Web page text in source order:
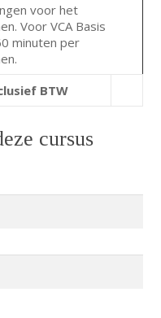
voor het
Voor VCA Basis
minuten per
BTW
cursus